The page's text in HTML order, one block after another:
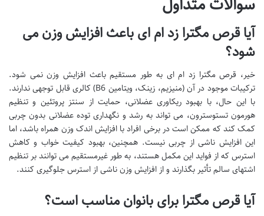
آیا قرص مگترا زد ام ای باعث افزایش وزن می
شود؟
خیر، قرص مگترا زد ام ای به طور مستقیم باعث افزایش وزن نمی شود.
ترکیبات موجود در آن (منیزیم، زینک، ویتامین B6) کالری قابل توجهی ندارند.
با این حال، با بهبود ریکاوری عضلانی، حمایت از سنتز پروتئین و تنظیم
هورمون تستوسترون، می تواند به رشد و نگهداری توده عضلانی بدون چربی
کمک کند که ممکن است در برخی افراد با افزایش اندک وزن همراه باشد، اما
این افزایش ناشی از چربی نیست. همچنین، بهبود کیفیت خواب و کاهش
استرس که از فواید این مکمل هستند، به طور غیرمستقیم می توانند بر تنظیم
اشتهای سالم تأثیر بگذارند و از افزایش وزن ناشی از استرس جلوگیری کنند.
آیا قرص مگترا برای بانوان مناسب است؟